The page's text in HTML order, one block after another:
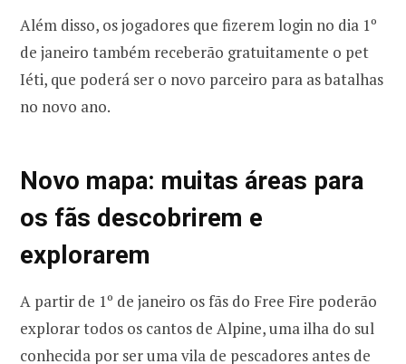
Além disso, os jogadores que fizerem login no dia 1º
de janeiro também receberão gratuitamente o pet
Iéti, que poderá ser o novo parceiro para as batalhas
no novo ano.
Novo mapa: muitas áreas para
os fãs descobrirem e
explorarem
A partir de 1º de janeiro os fãs do Free Fire poderão
explorar todos os cantos de Alpine, uma ilha do sul
conhecida por ser uma vila de pescadores antes de